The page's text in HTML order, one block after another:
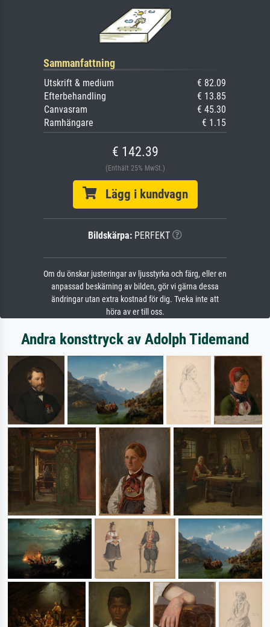
Sammanfattning
Utskrift & medium
€ 82.09
Efterbehandling
€ 13.85
Canvasram
€ 45.30
Ramhängare
€ 1.15
€ 142.39
(Enthält 25% MwSt.)
Lägg i kundvagn
Bildskärpa: PERFEKT
Om du önskar justeringar av ljusstyrka och färg, eller en
anpassad beskärning av bilden, gör vi gärna dessa
ändringar utan extra kostnad för dig. Tveka inte att
höra av er till oss.
Andra konsttryck av Adolph Tidemand